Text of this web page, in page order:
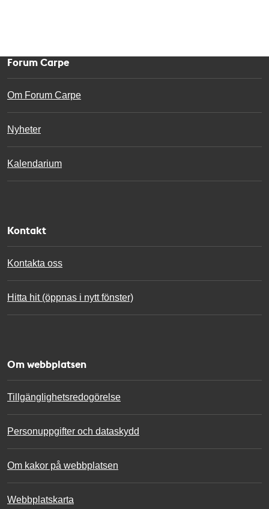
Forum Carpe
Om Forum Carpe
Nyheter
Kalendarium
Kontakt
Kontakta oss
Hitta hit (öppnas i nytt fönster)
Om webbplatsen
Tillgänglighetsredogörelse
Personuppgifter och dataskydd
Om kakor på webbplatsen
Webbplatskarta